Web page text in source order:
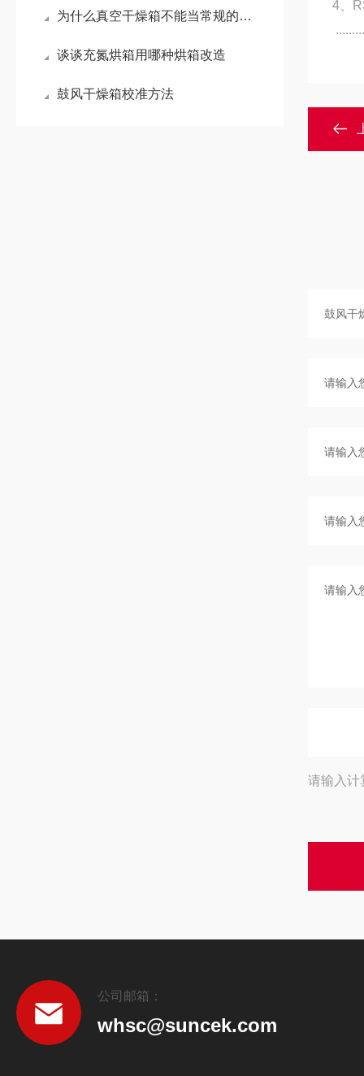
为什么真空干燥箱不能当常规的鼓风干燥箱使用？
谈谈充氮烘箱用哪种烘箱改造
鼓风干燥箱校准方法
4、
请输入计
公司邮箱：
whsc@suncek.com